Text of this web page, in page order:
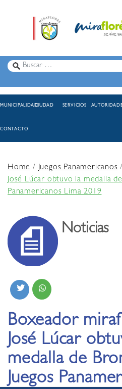
MUNICIPALIDADCIUDAD SERVICIOS
CONTACTO
Home/ Juegos Panamericanos
José Lúcar obtuvo la medalla
Panamericanos Lima 2019
Noticias
Boxeador
José Lúcar
medalla de
Juegos